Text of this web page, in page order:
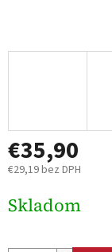
€35,90
€29,19 bez DPH
cena:
Skladom